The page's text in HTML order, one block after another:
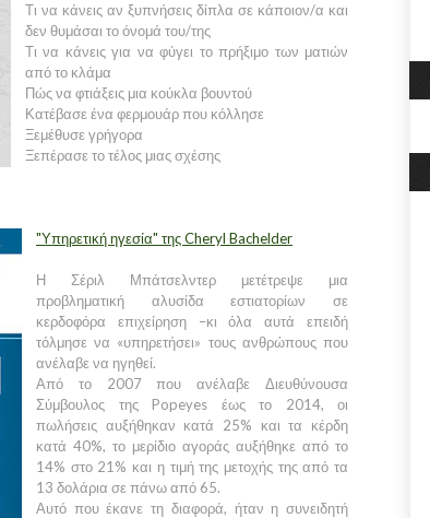
Τι να κάνεις αν ξυπνήσεις δίπλα σε κάποιον/α και
δεν θυμάσαι το όνομά του/της
Τι να κάνεις για να φύγει το πρήξιμο των ματιών
από το κλάμα
Πώς να φτιάξεις μια κούκλα βουντού
Κατέβασε ένα φερμουάρ που κόλλησε
Ξεμέθυσε γρήγορα
Ξεπέρασε το τέλος μιας σχέσης
"Υπηρετική ηγεσία" της Cheryl Bachelder
Η Σέριλ Μπάτσελντερ μετέτρεψε μια
προβληματική αλυσίδα εστιατορίων σε
κερδοφόρα επιχείρηση –κι όλα αυτά επειδή
τόλμησε να «υπηρετήσει» τους ανθρώπους που
ανέλαβε να ηγηθεί.
Από το 2007 που ανέλαβε Διευθύνουσα
Σύμβουλος της Popeyes έως το 2014, οι
πωλήσεις αυξήθηκαν κατά 25% και τα κέρδη
κατά 40%, το μερίδιο αγοράς αυξήθηκε από το
14% στο 21% και η τιμή της μετοχής της από τα
13 δολάρια σε πάνω από 65.
Αυτό που έκανε τη διαφορά, ήταν η συνειδητή